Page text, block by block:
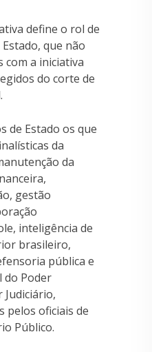
define o rol de
que não
com a iniciativa
do corte de
de Estado os que
da
da
gestão
inteligência de
brasileiro,
pública e
do Poder
Judiciário,
pelos oficiais de
Público.